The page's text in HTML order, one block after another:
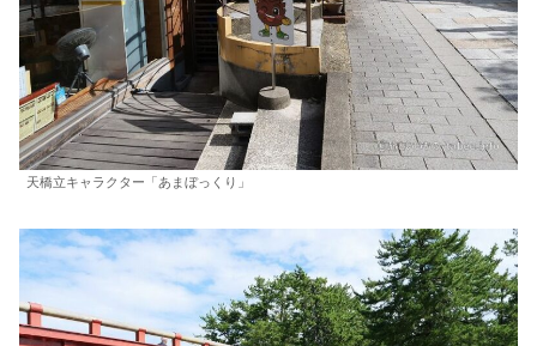
天橋立キャラクター「あまぼっくり」